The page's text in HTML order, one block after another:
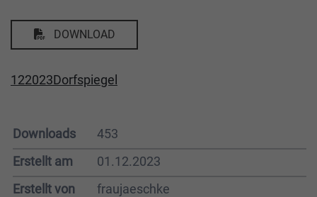
DOWNLOAD
122023Dorfspiegel
Downloads
453
Erstellt am
01.12.2023
Erstellt von
fraujaeschke